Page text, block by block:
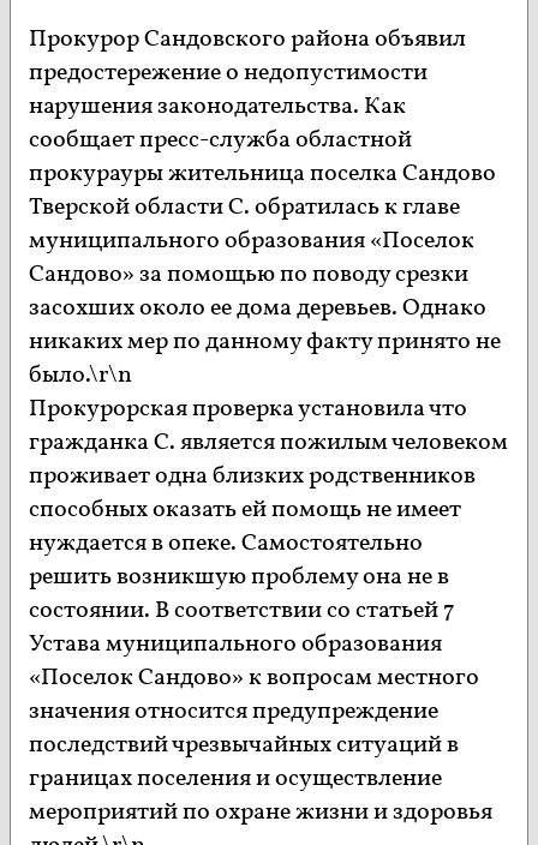
Прокурор Сандовского района объявил
предостережение о недопустимости
нарушения законодательства. Как
сообщает пресс-служба областной
прокурауры жительница поселка Сандово
Тверской области С. обратилась к главе
муниципального образования «Поселок
Сандово» за помощью по поводу срезки
засохших около ее дома деревьев. Однако
никаких мер по данному факту принято не
было.\r\n
Прокурорская проверка установила что
гражданка С. является пожилым человеком
проживает одна близких родственников
способных оказать ей помощь не имеет
нуждается в опеке. Самостоятельно
решить возникшую проблему она не в
состоянии. В соответствии со статьей 7
Устава муниципального образования
«Поселок Сандово» к вопросам местного
значения относится предупреждение
последствий чрезвычайных ситуаций в
границах поселения и осуществление
мероприятий по охране жизни и здоровья